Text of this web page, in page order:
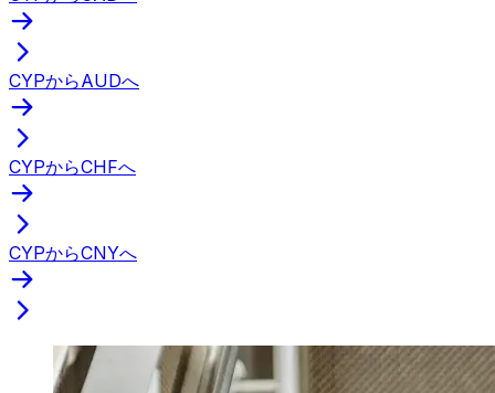
CYPからAUDへ
CYPからCHFへ
CYPからCNYへ